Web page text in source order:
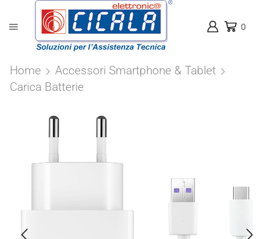
0
Home
Accessori Smartphone & Tablet
Carica Batterie